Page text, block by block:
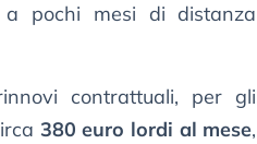
pochi mesi di distanza
contrattuali, per gli
380 euro lordi al mese,